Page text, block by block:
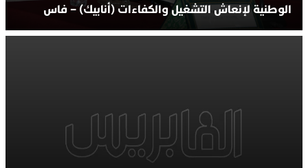
الوطنية لإنعاش التشغيل والكفاءات (أنابيك) – فاس